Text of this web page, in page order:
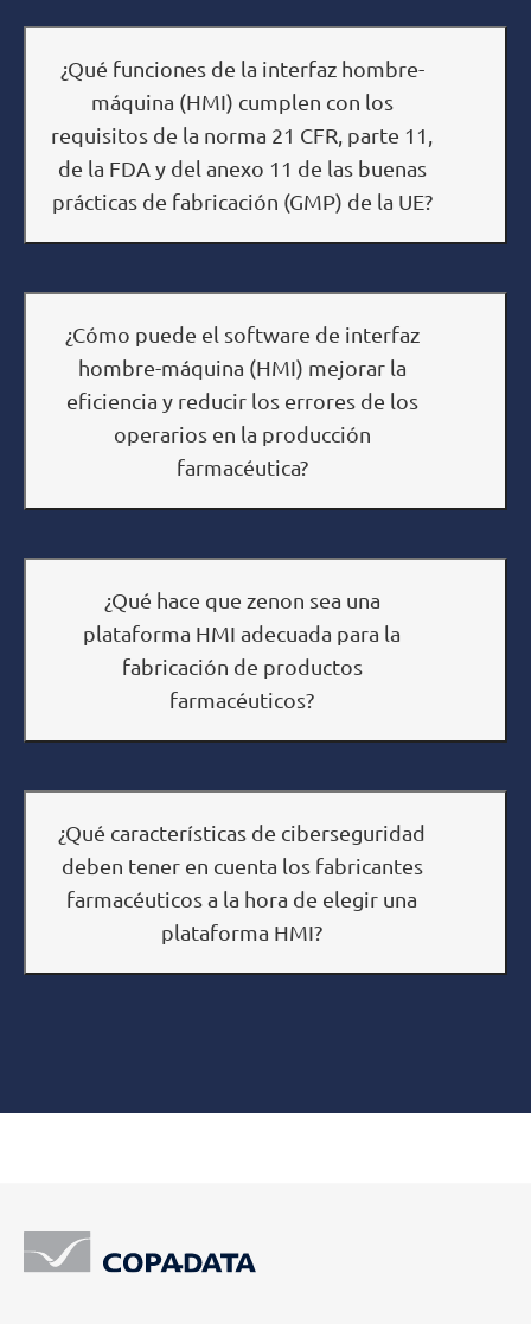
¿Qué funciones de la interfaz hombre-
máquina (HMI) cumplen con los
requisitos de la norma 21 CFR, parte 11,
de la FDA y del anexo 11 de las buenas
prácticas de fabricación (GMP) de la UE?
¿Cómo puede el software de interfaz
hombre-máquina (HMI) mejorar la
eficiencia y reducir los errores de los
operarios en la producción
farmacéutica?
¿Qué hace que zenon sea una
plataforma HMI adecuada para la
fabricación de productos
farmacéuticos?
¿Qué características de ciberseguridad
deben tener en cuenta los fabricantes
farmacéuticos a la hora de elegir una
plataforma HMI?